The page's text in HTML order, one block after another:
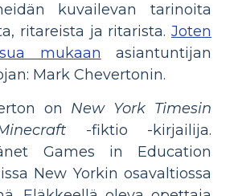
kuvailevan tarinoita
ritareista ja ritarista. Joten
mukaan asiantuntijan
Mark Chevertonin.
on New York Timesin
-fiktio -kirjailija.
Games in Education
New Yorkin osavaltiossa